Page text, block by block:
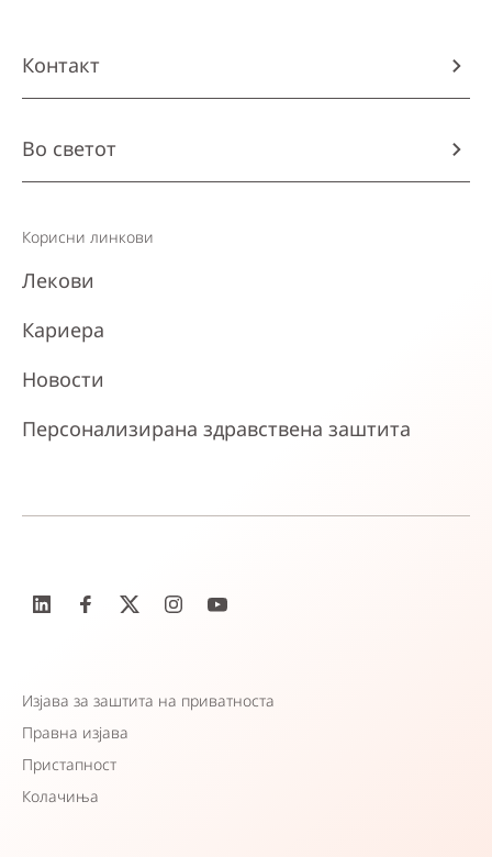
Контакт
Во светот
Корисни линкови
Лекови
Кариера
Новости
Персонализирана здравствена заштита
Изјава за заштита на приватноста
Правна изјава
Пристапност
Колачиња